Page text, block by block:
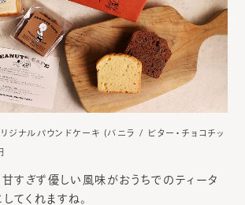
リジナルパウンドケーキ (バニラ / ビター・チョコチッ
甘すぎず優しい風味がおうちでのティータ
てくれますね。